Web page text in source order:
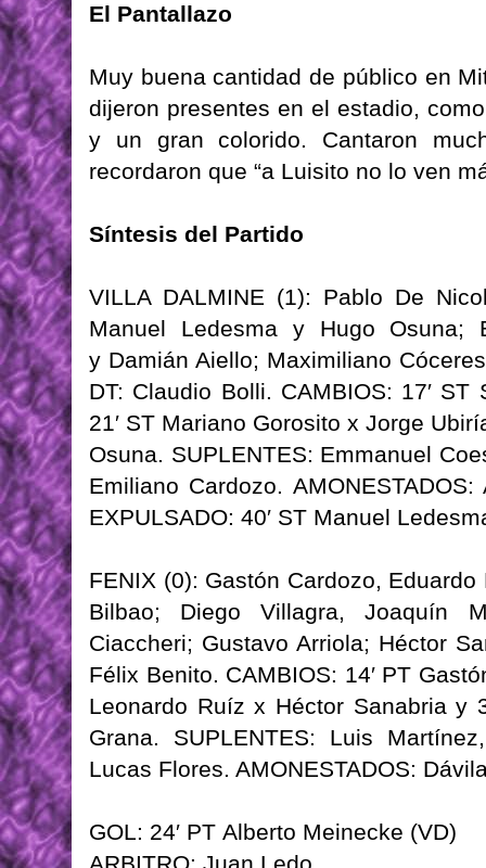
El Pantallazo
Muy buena cantidad de público en
dijeron presentes en el estadio,
y un gran colorido. Cantaron
recordaron que “a Luisito no lo ven
Síntesis del Partido
VILLA DALMINE (1): Pablo De
Manuel Ledesma y Hugo Osuna;
y Damián Aiello; Maximiliano
DT: Claudio Bolli. CAMBIOS: 17′
21′ ST Mariano Gorosito x Jorge
Osuna. SUPLENTES: Emmanuel
Emiliano Cardozo.
EXPULSADO: 40′ ST Manuel
FENIX (0): Gastón Cardozo,
Bilbao; Diego Villagra, Joaquín
Ciaccheri; Gustavo Arriola; Héctor
Félix Benito. CAMBIOS: 14′ PT
Leonardo Ruíz x Héctor Sanabria y
Grana. SUPLENTES: Luis
Lucas Flores. AMONESTADOS:
GOL: 24′ PT Alberto Meinecke (VD)